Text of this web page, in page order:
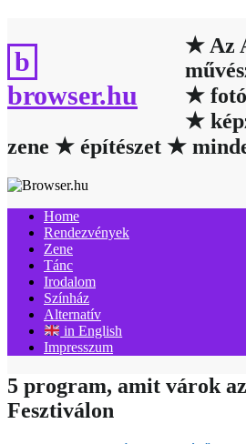
to
content
browser.hu
★ Az
★
★
zene ★ építészet ★
Home
Rendezvények
Zene
Tánc
Irodalom
Színház
Alternatív
in English
Impresszum
5 program, amit várok
Fesztiválon